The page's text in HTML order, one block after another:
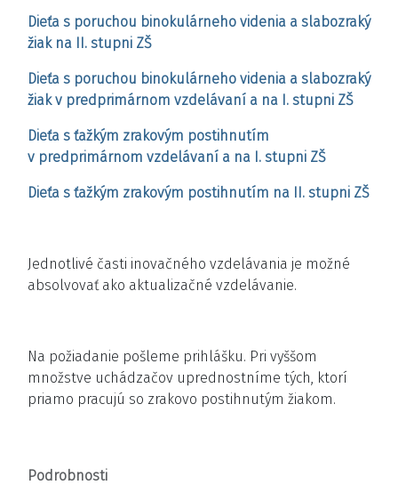
Dieťa s poruchou binokulárneho videnia a slabozraký
žiak na II. stupni ZŠ
Dieťa s poruchou binokulárneho videnia a slabozraký
žiak v predprimárnom vzdelávaní a na I. stupni ZŠ
Dieťa s ťažkým zrakovým postihnutím
v predprimárnom vzdelávaní a na I. stupni ZŠ
Dieťa s ťažkým zrakovým postihnutím na II. stupni ZŠ
Jednotlivé časti inovačného vzdelávania je možné
absolvovať ako aktualizačné vzdelávanie.
Na požiadanie pošleme prihlášku. Pri vyššom
množstve uchádzačov uprednostníme tých, ktorí
priamo pracujú so zrakovo postihnutým žiakom.
Podrobnosti